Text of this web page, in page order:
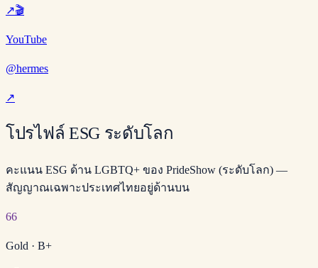
↗🎬
YouTube
@hermes
↗
โปรไฟล์ ESG ระดับโลก
คะแนน ESG ด้าน LGBTQ+ ของ PrideShow (ระดับโลก) —
สัญญาณเฉพาะประเทศไทยอยู่ด้านบน
66
Gold · B+